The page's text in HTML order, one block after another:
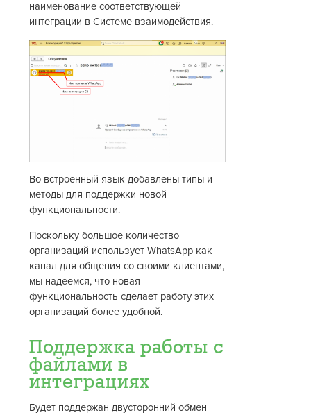
наименование соответствующей
интеграции в Системе взаимодействия.
Во встроенный язык добавлены типы и
методы для поддержки новой
функциональности.
Поскольку большое количество
организаций использует WhatsApp как
канал для общения со своими клиентами,
мы надеемся, что новая
функциональность сделает работу этих
организаций более удобной.
Поддержка работы с
файлами в
интеграциях
Будет поддержан двусторонний обмен